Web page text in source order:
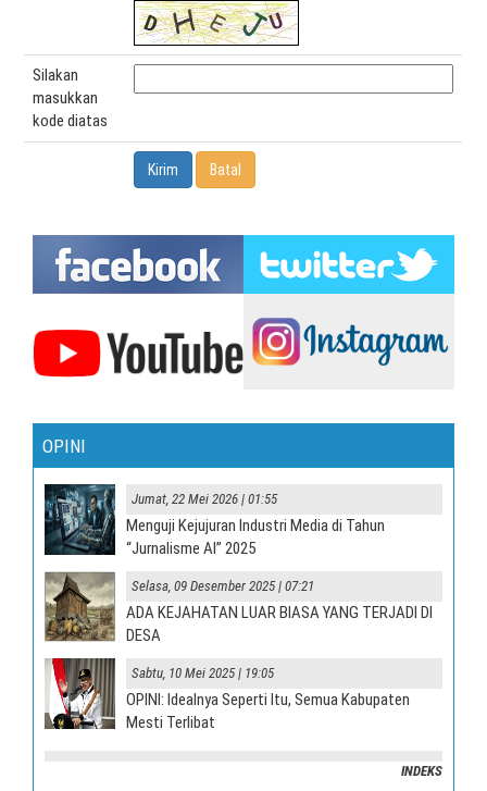
Silakan
masukkan
kode diatas
OPINI
Jumat, 22 Mei 2026 | 01:55
Menguji Kejujuran Industri Media di Tahun
“Jurnalisme AI” 2025
Selasa, 09 Desember 2025 | 07:21
ADA KEJAHATAN LUAR BIASA YANG TERJADI DI
DESA
Sabtu, 10 Mei 2025 | 19:05
OPINI: Idealnya Seperti Itu, Semua Kabupaten
Mesti Terlibat
INDEKS